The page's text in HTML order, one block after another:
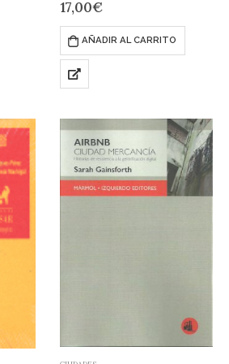
mundo moderno se habían
convertido en focos de…
17,00€
AÑADIR AL CARRITO